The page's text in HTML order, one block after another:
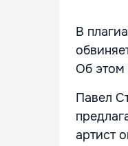
В
Об этом
Павел
артист